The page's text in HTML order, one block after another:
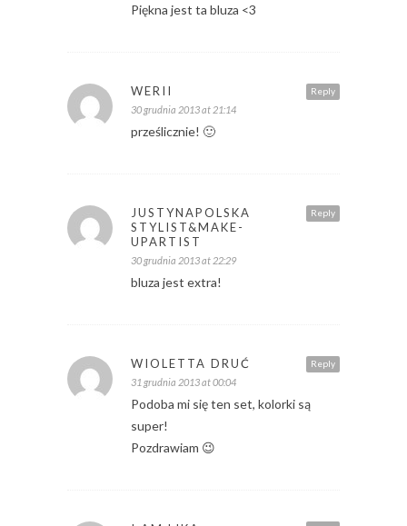
Piękna jest ta bluza <3
Reply
WERII
30 grudnia 2013 at 21:14
prześlicznie! 🙂
Reply
JUSTYNAPOLSKA
STYLIST&MAKE-
UPARTIST
30 grudnia 2013 at 22:29
bluza jest extra!
Reply
WIOLETTA DRUĆ
31 grudnia 2013 at 00:04
Podoba mi się ten set, kolorki są
super!
Pozdrawiam 😉